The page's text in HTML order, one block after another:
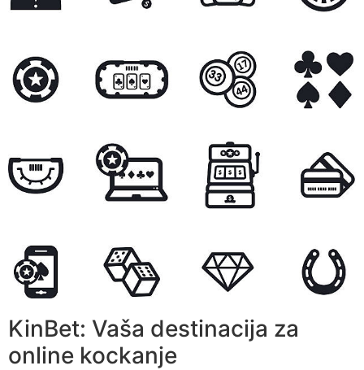
KinBet: Vaša destinacija za
online kockanje